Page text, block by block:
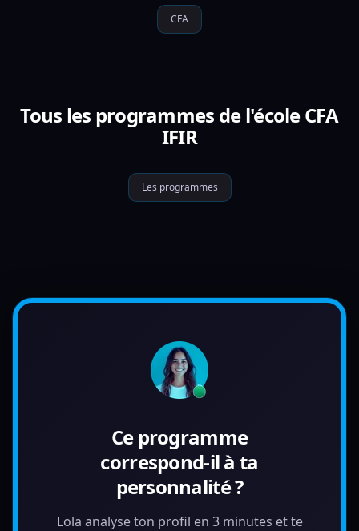
CFA
Tous les programmes de l'école CFA
IFIR
Les programmes
Ce programme
correspond-il à ta
personnalité ?
Lola analyse ton profil en 3 minutes et te